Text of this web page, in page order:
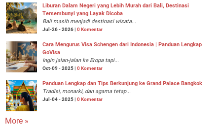
Liburan Dalam Negeri yang Lebih Murah dari Bali, Destinasi
Tersembunyi yang Layak Dicoba
Bali masih menjadi destinasi wisata...
Jul-26 - 2026 | 0 Komentar
Cara Mengurus Visa Schengen dari Indonesia | Panduan Lengkap
GoVisa
Ingin jalan-jalan ke Eropa tapi...
Oct-09 - 2025 | 0 Komentar
Panduan Lengkap dan Tips Berkunjung ke Grand Palace Bangkok
Tradisi, monarki, dan agama tetap...
Jul-04 - 2025 | 0 Komentar
More »